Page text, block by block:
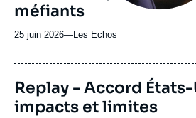
méfiants
25 juin 2026—Nom
journal,
ou
émission
Les Echos
Replay - Accord
impacts et limites